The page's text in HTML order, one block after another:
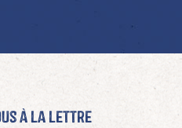
à La Lettre